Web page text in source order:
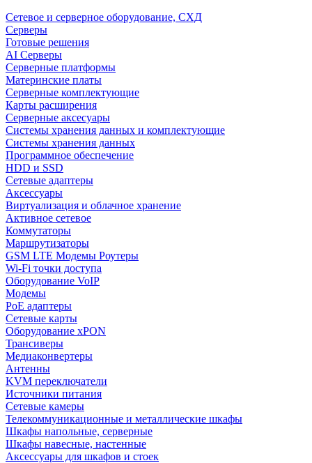
Сетевое и серверное оборудование, СХД
Cерверы
Готовые решения
AI Серверы
Серверные платформы
Материнские платы
Серверные комплектующие
Карты расширения
Серверные аксесуары
Системы хранения данных и комплектующие
Системы хранения данных
Программное обеспечение
HDD и SSD
Сетевые адаптеры
Аксессуары
Виртуализация и облачное хранение
Активное сетевое
Коммутаторы
Маршрутизаторы
GSM LTE Модемы Роутеры
Wi-Fi точки доступа
Оборудование VoIP
Модемы
PoE адаптеры
Сетевые карты
Оборудование xPON
Трансиверы
Медиаконвертеры
Антенны
KVM переключатели
Источники питания
Сетевые камеры
Телекоммуникационные и металлические шкафы
Шкафы напольные, серверные
Шкафы навесные, настенные
Аксессуары для шкафов и стоек